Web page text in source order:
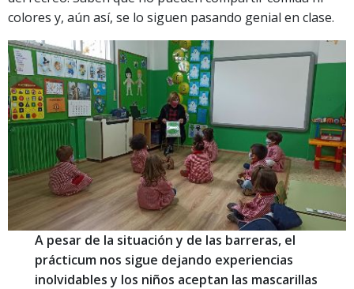
colores y, aún así, se lo siguen pasando genial en clase.
A pesar de la situación y de las barreras, el
prácticum nos sigue dejando experiencias
inolvidables y los niños aceptan las mascarillas